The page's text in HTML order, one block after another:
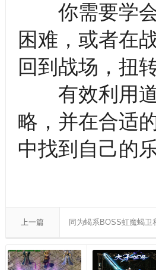
你需要学会
困难，或者在
回到战场，扭
有效利用道
略，并在合适
中找到自己的乐
上一篇 同为蝎系BOSS虹魔蝎